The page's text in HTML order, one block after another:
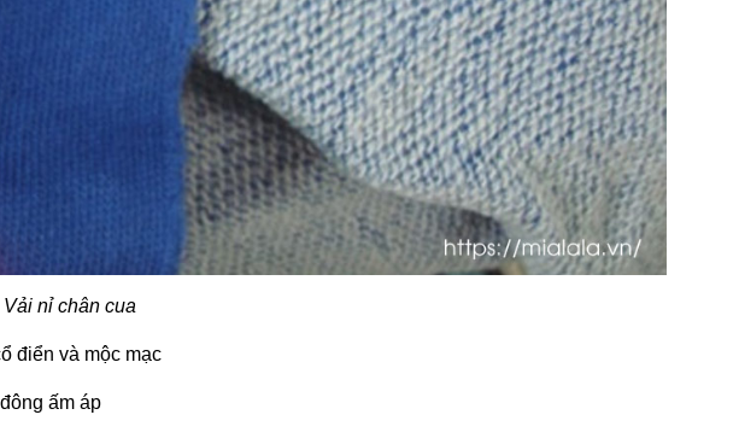
Vải nỉ chân cua
điển và mộc mạc
ấm áp